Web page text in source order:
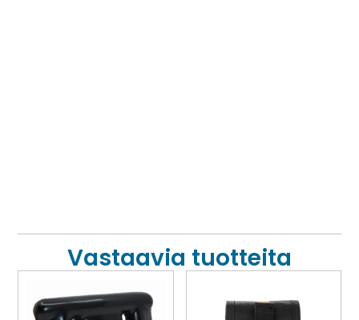
Vastaavia tuotteita